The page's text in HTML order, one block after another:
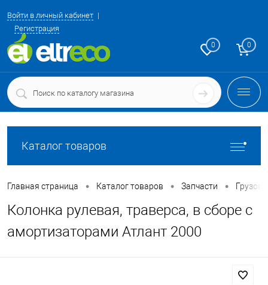
Войти в личный кабинет
Регистрация
0 0
Каталог товаров
Главная страница • Каталог товаров • Запчасти •
Колонка рулевая, траверса, в сборе с
амортизаторами Атлант 2000